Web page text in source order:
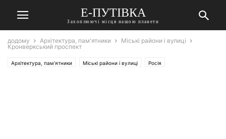
Е-ПУТІВКА
Захоплюючі місця нашою планети
додому Архітектура, пам'ятники
Міські райони і вулиці
Кронверкський проспект
Архітектура, пам'ятники Міські райони і вулиці Росія